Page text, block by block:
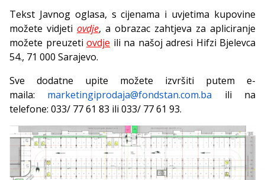
Tekst Javnog oglasa, s cijenama i uvjetima kupovine
možete vidjeti ovdje, a obrazac zahtjeva za apliciranje
možete preuzeti ovdje ili na našoj adresi Hifzi Bjelevca
54., 71 000 Sarajevo.
Sve dodatne upite možete izvršiti putem e-
maila: marketingiprodaja@fondstan.com.ba ili na
telefone: 033/ 77 61 83 ili 033/ 77 61 93.